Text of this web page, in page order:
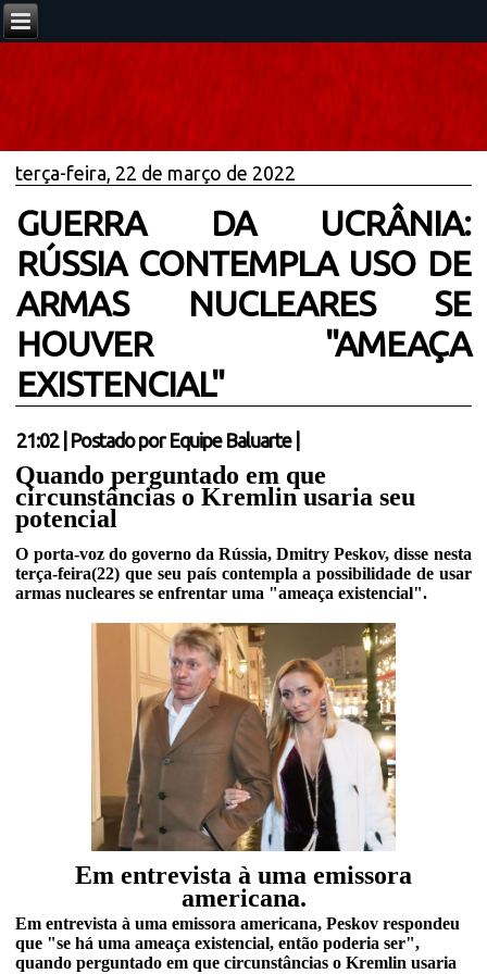
terça-feira, 22 de março de 2022
GUERRA DA UCRÂNIA:
RÚSSIA CONTEMPLA USO DE
ARMAS NUCLEARES SE
HOUVER "AMEAÇA
EXISTENCIAL"
21:02| Postado por Equipe Baluarte
Quando perguntado em que
circunstâncias o Kremlin usaria seu
potencial
O porta-voz do governo da Rússia, Dmitry Peskov, disse nesta
terça-feira(22) que seu país contempla a possibilidade de usar
armas nucleares se enfrentar uma "ameaça existencial".
Em entrevista à uma emissora
americana.
Em entrevista à uma emissora americana, Peskov respondeu
que "se há uma ameaça existencial, então poderia ser",
quando perguntado em que circunstâncias o Kremlin usaria